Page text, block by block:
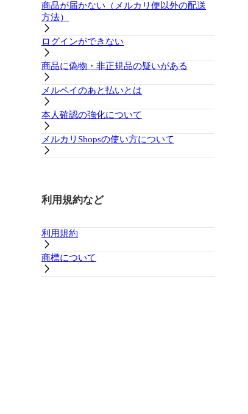
商品が届かない（メルカリ便以外の配送
方法）
ログインができない
商品に偽物・非正規品の疑いがある
メルペイのあと払いとは
本人確認の強化について
メルカリShopsの使い方について
利用規約など
利用規約
商標について